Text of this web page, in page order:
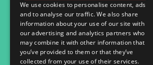
We use cookies to personalise content, ads
and to analyse our traffic. We also share
information about your use of our site with
our advertising and analytics partners who
may combine it with other information that
you’ve provided to them or that they’ve
collected from your use of their services.